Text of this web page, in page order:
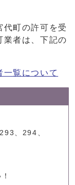
代町の許可を受
業者は、下記の
一覧について
、294、